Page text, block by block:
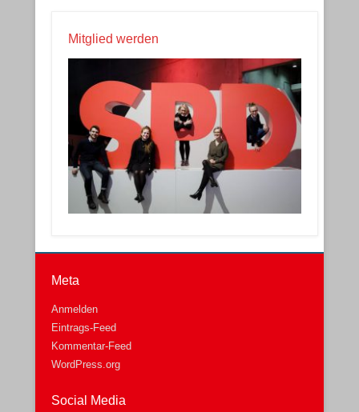
Mitglied werden
Meta
Anmelden
Eintrags-Feed
Kommentar-Feed
WordPress.org
Social Media